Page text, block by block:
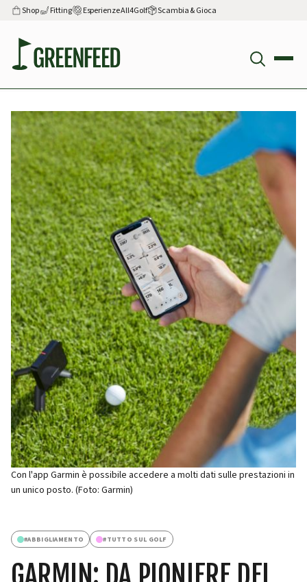
Shop Fitting Esperienze All4Golf Scambia & Gioca
Con l'app Garmin è possibile accedere a molti dati sulle prestazioni in
un unico posto. (Foto: Garmin)
#ABBIGLIAMENTO #TUTTO SUL GOLF